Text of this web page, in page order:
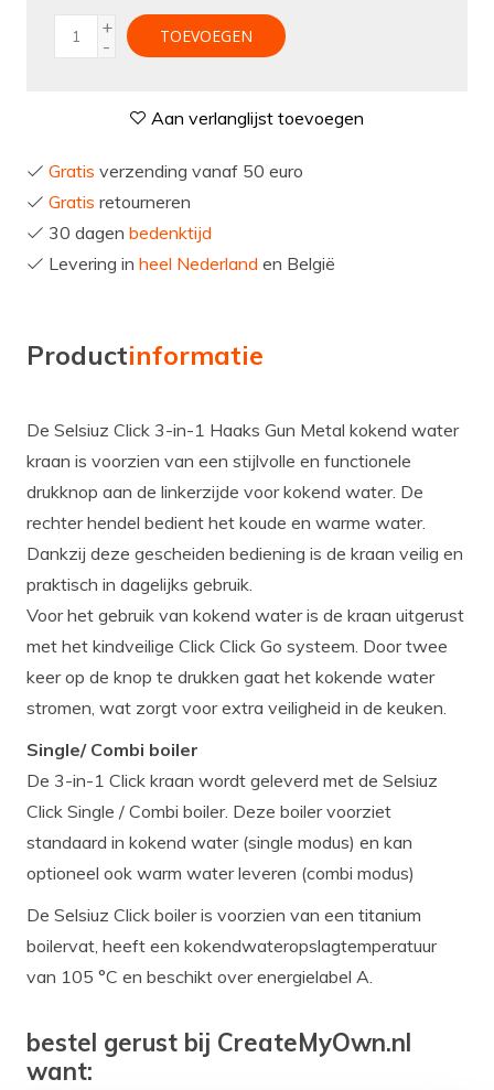
+
-
TOEVOEGEN
Aan verlanglijst toevoegen
Gratis verzending vanaf 50 euro
Gratis retourneren
30 dagen bedenktijd
Levering in heel Nederland en België
Productinformatie
De Selsiuz Click 3-in-1 Haaks Gun Metal kokend water
kraan is voorzien van een stijlvolle en functionele
drukknop aan de linkerzijde voor kokend water. De
rechter hendel bedient het koude en warme water.
Dankzij deze gescheiden bediening is de kraan veilig en
praktisch in dagelijks gebruik.
Voor het gebruik van kokend water is de kraan uitgerust
met het kindveilige Click Click Go systeem. Door twee
keer op de knop te drukken gaat het kokende water
stromen, wat zorgt voor extra veiligheid in de keuken.
Single/ Combi boiler
De 3-in-1 Click kraan wordt geleverd met de Selsiuz
Click Single / Combi boiler. Deze boiler voorziet
standaard in kokend water (single modus) en kan
optioneel ook warm water leveren (combi modus)
De Selsiuz Click boiler is voorzien van een titanium
boilervat, heeft een kokendwateropslagtemperatuur
van 105 °C en beschikt over energielabel A.
bestel gerust bij CreateMyOwn.nl
want: